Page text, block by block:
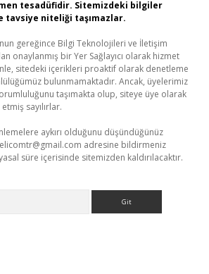
tesadüfidir. Sitemizdeki bilgiler
tavsiye niteliği taşımazlar.
gereğince Bilgi Teknolojileri ve İletişim
onaylanmış bir Yer Sağlayıcı olarak hizmet
sitedeki içerikleri proaktif olarak denetleme
bulunmamaktadır. Ancak, üyelerimiz
taşımakta olup, siteye üye olarak
sayılırlar.
aykırı olduğunu düşündüğünüz
adresine bildirmeniz
süre içerisinde sitemizden kaldırılacaktır.